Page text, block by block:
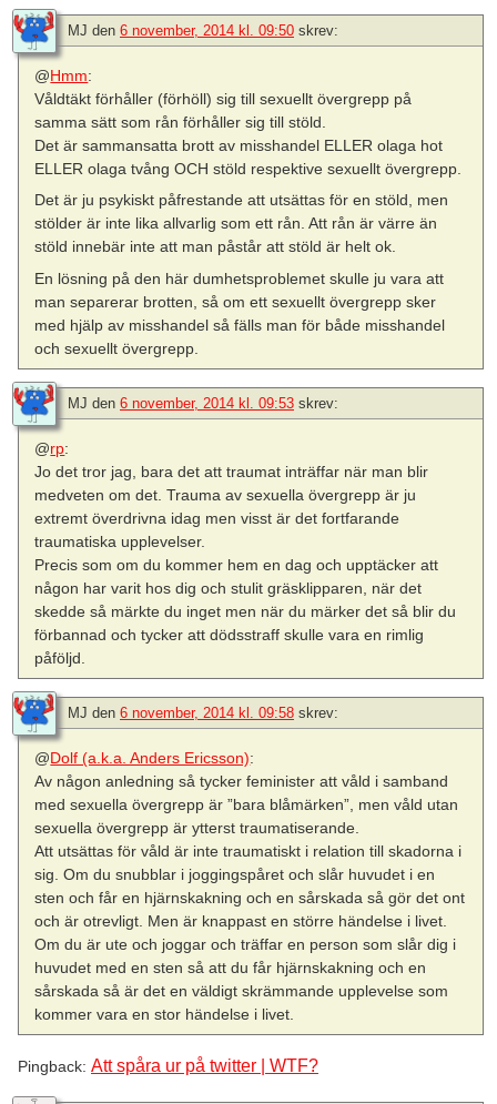
MJ den 6 november, 2014 kl. 09:50 skrev:
@Hmm:
Våldtäkt förhåller (förhöll) sig till sexuellt övergrepp på
samma sätt som rån förhåller sig till stöld.
Det är sammansatta brott av misshandel ELLER olaga hot
ELLER olaga tvång OCH stöld respektive sexuellt övergrepp.
Det är ju psykiskt påfrestande att utsättas för en stöld, men
stölder är inte lika allvarlig som ett rån. Att rån är värre än
stöld innebär inte att man påstår att stöld är helt ok.
En lösning på den här dumhetsproblemet skulle ju vara att
man separerar brotten, så om ett sexuellt övergrepp sker
med hjälp av misshandel så fälls man för både misshandel
och sexuellt övergrepp.
MJ den 6 november, 2014 kl. 09:53 skrev:
@rp:
Jo det tror jag, bara det att traumat inträffar när man blir
medveten om det. Trauma av sexuella övergrepp är ju
extremt överdrivna idag men visst är det fortfarande
traumatiska upplevelser.
Precis som om du kommer hem en dag och upptäcker att
någon har varit hos dig och stulit gräsklipparen, när det
skedde så märkte du inget men när du märker det så blir du
förbannad och tycker att dödsstraff skulle vara en rimlig
påföljd.
MJ den 6 november, 2014 kl. 09:58 skrev:
@Dolf (a.k.a. Anders Ericsson):
Av någon anledning så tycker feminister att våld i samband
med sexuella övergrepp är ”bara blåmärken”, men våld utan
sexuella övergrepp är ytterst traumatiserande.
Att utsättas för våld är inte traumatiskt i relation till skadorna i
sig. Om du snubblar i joggingspåret och slår huvudet i en
sten och får en hjärnskakning och en sårskada så gör det ont
och är otrevligt. Men är knappast en större händelse i livet.
Om du är ute och joggar och träffar en person som slår dig i
huvudet med en sten så att du får hjärnskakning och en
sårskada så är det en väldigt skrämmande upplevelse som
kommer vara en stor händelse i livet.
Pingback: Att spåra ur på twitter | WTF?